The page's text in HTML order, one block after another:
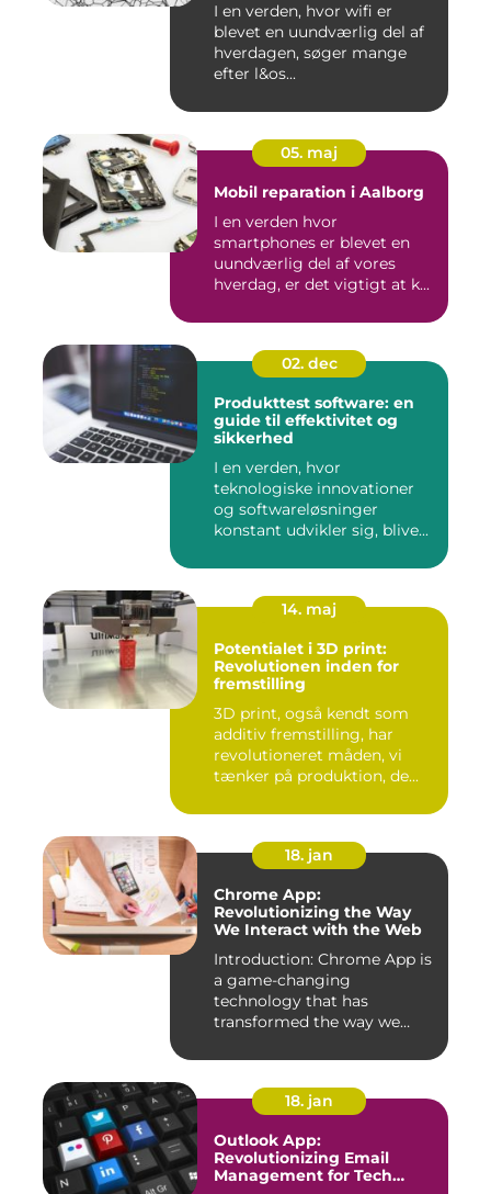
I en verden, hvor wifi er
blevet en uundværlig del af
hverdagen, søger mange
efter l&os...
05. maj
Mobil reparation i Aalborg
I en verden hvor
smartphones er blevet en
uundværlig del af vores
hverdag, er det vigtigt at k...
02. dec
Produkttest software: en
guide til effektivitet og
sikkerhed
I en verden, hvor
teknologiske innovationer
og softwareløsninger
konstant udvikler sig, blive...
14. maj
Potentialet i 3D print:
Revolutionen inden for
fremstilling
3D print, også kendt som
additiv fremstilling, har
revolutioneret måden, vi
tænker på produktion, de...
18. jan
Chrome App:
Revolutionizing the Way
We Interact with the Web
Introduction: Chrome App is
a game-changing
technology that has
transformed the way we
18. jan
Outlook App:
Revolutionizing Email
Management for Tech